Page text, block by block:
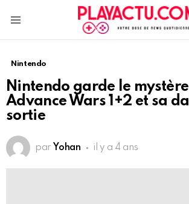
Nintendo
Nintendo garde le
Advance Wars 1+2 et sa
sortie
par Yohan il y a 4 ans